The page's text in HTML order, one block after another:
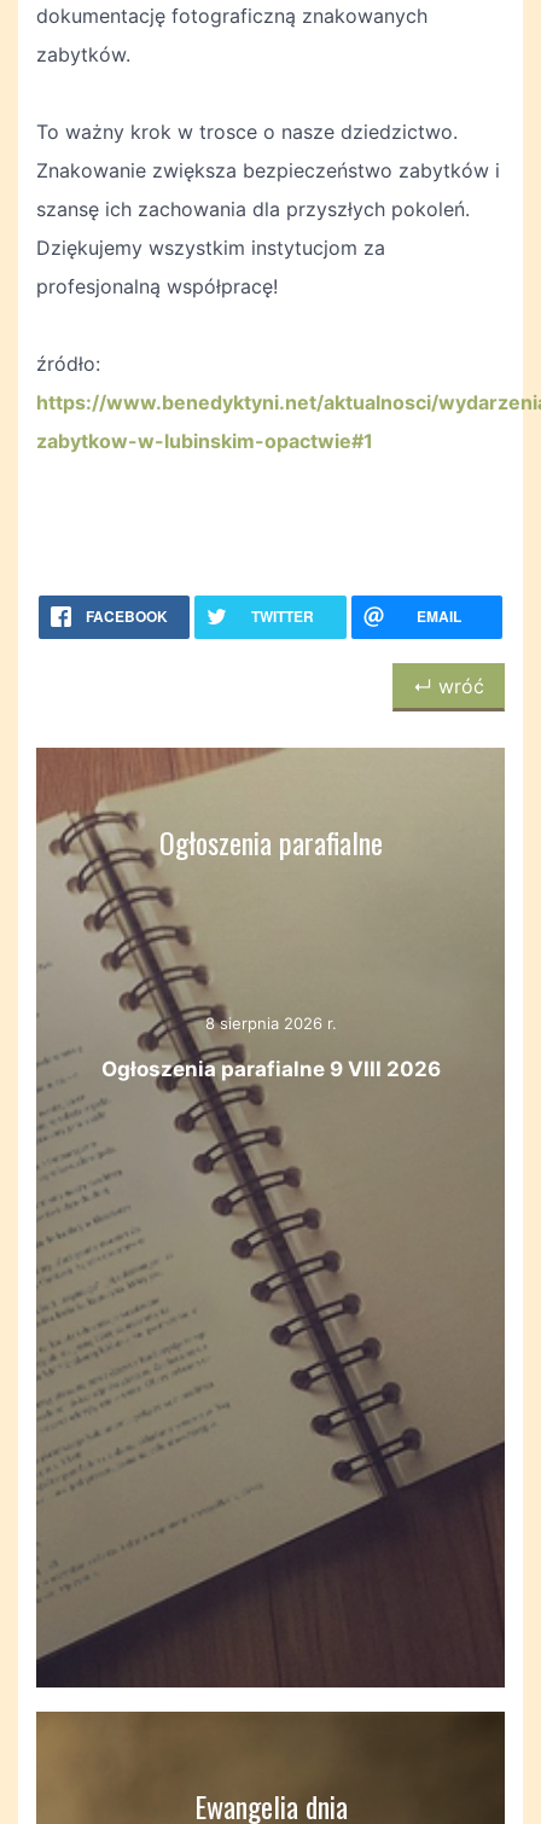
dokumentację fotograficzną znakowanych
zabytków.
To ważny krok w trosce o nasze dziedzictwo.
Znakowanie zwiększa bezpieczeństwo zabytków i
szansę ich zachowania dla przyszłych pokoleń.
Dziękujemy wszystkim instytucjom za
profesjonalną współpracę!
źródło:
https://www.benedyktyni.net/aktualnosci/
zabytkow-w-lubinskim-opactwie#1
FACEBOOK TWITTER EMAIL
↵ wróć
Ogłoszenia parafialne
8 sierpnia 2026 r.
Ogłoszenia parafialne 9 VIII 2026
Ewangelia dnia